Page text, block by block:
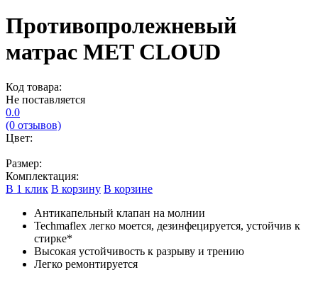
Противопролежневый
матрас MET CLOUD
Код товара:
Не поставляется
0.0
(0 отзывов)
Цвет:
Размер:
Комплектация:
В 1 клик В корзину В корзине
Антикапельный клапан на молнии
Techmaflex легко моется, дезинфецируется, устойчив к
стирке*
Высокая устойчивость к разрыву и трению
Легко ремонтируется